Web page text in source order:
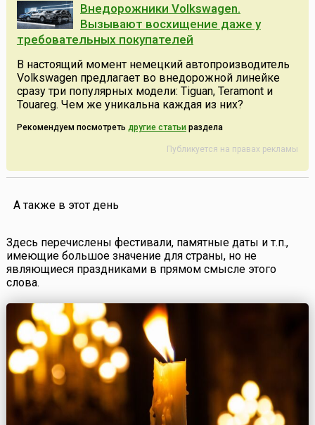
Внедорожники Volkswagen.
Вызывают восхищение даже у
требовательных покупателей
В настоящий момент немецкий автопроизводитель
Volkswagen предлагает во внедорожной линейке
сразу три популярных модели: Tiguan, Teramont и
Touareg. Чем же уникальна каждая из них?
Рекомендуем посмотреть другие статьи раздела
Публикуется на правах рекламы
А также в этот день
Здесь перечислены фестивали, памятные даты и т.п.,
имеющие большое значение для страны, но не
являющиеся праздниками в прямом смысле этого
слова.